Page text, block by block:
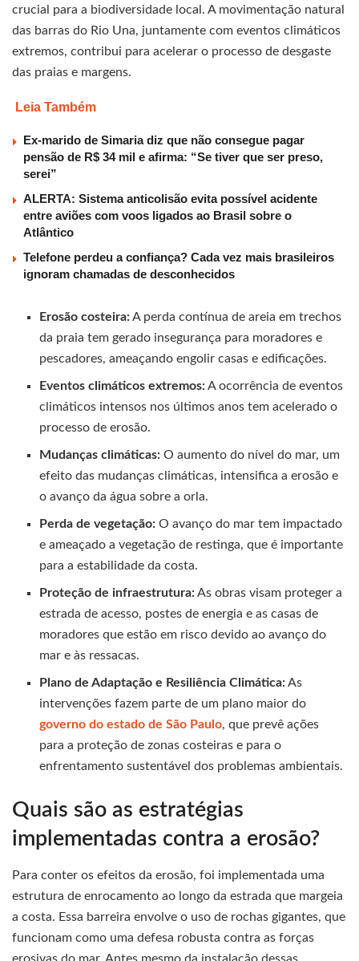
crucial para a biodiversidade local. A movimentação natural
das barras do Rio Una, juntamente com eventos climáticos
extremos, contribui para acelerar o processo de desgaste
das praias e margens.
Leia Também
Ex-marido de Simaria diz que não consegue pagar
pensão de R$ 34 mil e afirma: “Se tiver que ser preso,
serei”
ALERTA: Sistema anticolisão evita possível acidente
entre aviões com voos ligados ao Brasil sobre o
Atlântico
Telefone perdeu a confiança? Cada vez mais brasileiros
ignoram chamadas de desconhecidos
Erosão costeira:A perda contínua de areia em trechos
da praia tem gerado insegurança para moradores e
pescadores, ameaçando engolir casas e edificações.
Eventos climáticos extremos:A ocorrência de eventos
climáticos intensos nos últimos anos tem acelerado o
processo de erosão.
Mudanças climáticas: O aumento do nível do mar, um
efeito das mudanças climáticas, intensifica a erosão e
o avanço da água sobre a orla.
Perda de vegetação: O avanço do mar tem impactado
e ameaçado a vegetação de restinga, que é importante
para a estabilidade da costa.
Proteção de infraestrutura:As obras visam proteger a
estrada de acesso, postes de energia e as casas de
moradores que estão em risco devido ao avanço do
mar e às ressacas.
Plano de Adaptação e Resiliência Climática:As
intervenções fazem parte de um plano maior do
governo do estado de São Paulo, que prevê ações
para a proteção de zonas costeiras e para o
enfrentamento sustentável dos problemas ambientais.
Quais são as estratégias
implementadas contra a erosão?
Para conter os efeitos da erosão, foi implementada uma
estrutura de enrocamento ao longo da estrada que margeia
a costa. Essa barreira envolve o uso de rochas gigantes, que
funcionam como uma defesa robusta contra as forças
erosivas do mar. Antes mesmo da instalação dessas